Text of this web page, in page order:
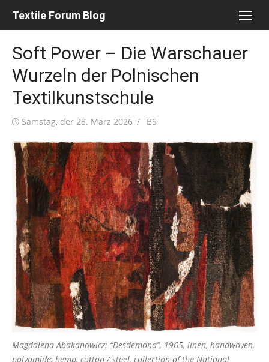
Textile Forum Blog
Soft Power – Die Warschauer
Wurzeln der Polnischen
Textilkunstschule
Posted
Samstag, der 28. März 2026 Author
BS
Magdalena Abakanowicz: “Desdemona”, 1965, linen, handwoven,
polyamide, hemp, cotton / steel, collection of the National